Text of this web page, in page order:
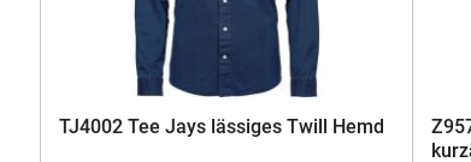
TJ4002 Tee Jays lässiges Twill Hemd